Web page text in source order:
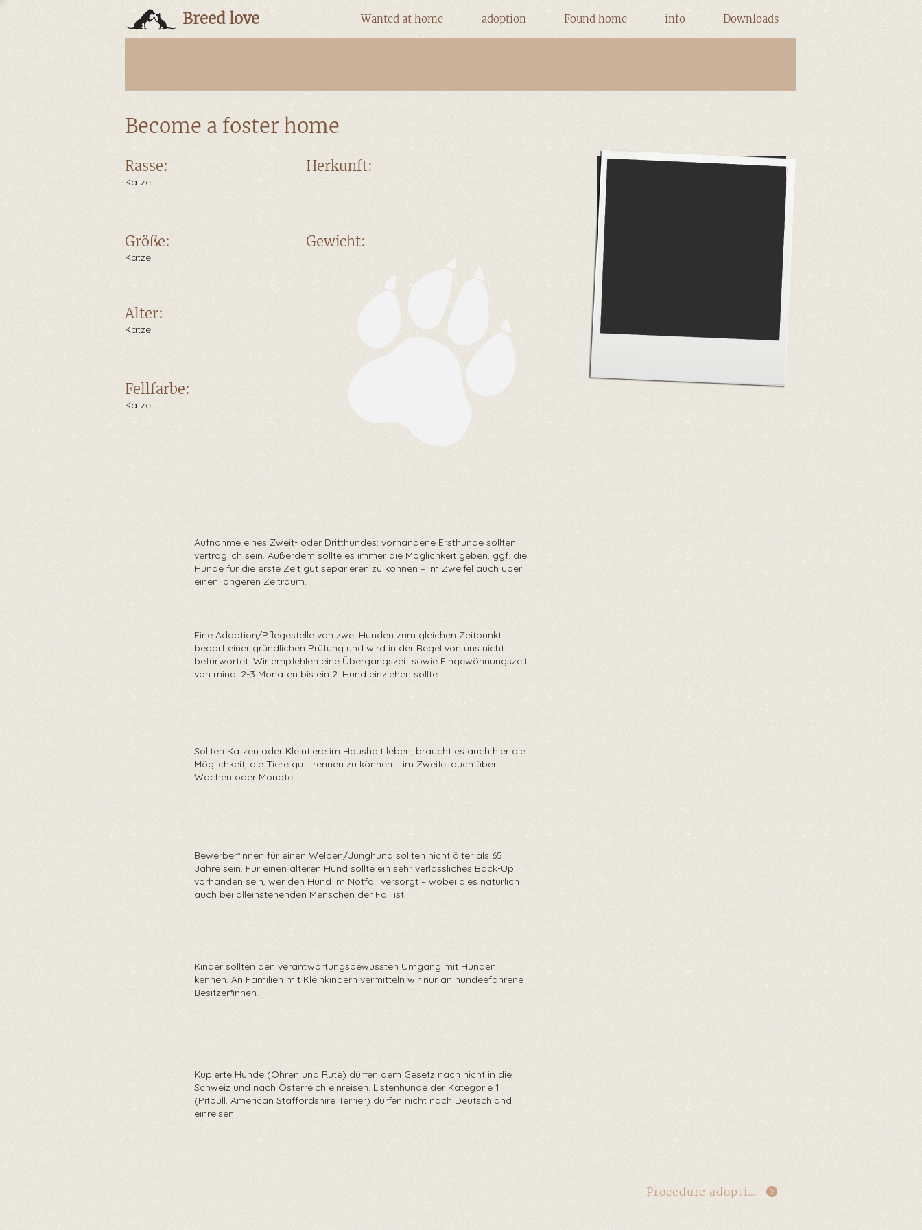
Breed love Wanted at home adoption Found home info Downloads
​Become a foster home
Rasse:
Katze
Größe:
Katze
Alter:
Katze
Fellfarbe:
Katze
Herkunft:
Gewicht:
Aufnahme eines Zweit- oder Dritthundes: vorhandene Ersthunde sollten
verträglich sein. Außerdem sollte es immer die Möglichkeit geben, ggf. die
Hunde für die erste Zeit gut separieren zu können – im Zweifel auch über
einen längeren Zeitraum.
Eine Adoption/Pflegestelle von zwei Hunden zum gleichen Zeitpunkt
bedarf einer gründlichen Prüfung und wird in der Regel von uns nicht
befürwortet. Wir empfehlen eine Übergangszeit sowie Eingewöhnungszeit
von mind. 2-3 Monaten bis ein 2. Hund einziehen sollte.
Sollten Katzen oder Kleintiere im Haushalt leben, braucht es auch hier die
Möglichkeit, die Tiere gut trennen zu können – im Zweifel auch über
Wochen oder Monate.
Bewerber*innen für einen Welpen/Junghund sollten nicht älter als 65
Jahre sein. Für einen älteren Hund sollte ein sehr verlässliches Back-Up
vorhanden sein, wer den Hund im Notfall versorgt – wobei dies natürlich
auch bei alleinstehenden Menschen der Fall ist.
Kinder sollten den verantwortungsbewussten Umgang mit Hunden
kennen. An Familien mit Kleinkindern vermitteln wir nur an hundeefahrene
Besitzer*innen.
Kupierte Hunde (Ohren und Rute) dürfen dem Gesetz nach nicht in die
Schweiz und nach Österreich einreisen. Listenhunde der Kategorie 1
(Pitbull, American Staffordshire Terrier) dürfen nicht nach Deutschland
einreisen.
Procedure adoption